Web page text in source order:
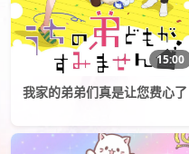
15:00
我家的弟弟们真是让您费心了